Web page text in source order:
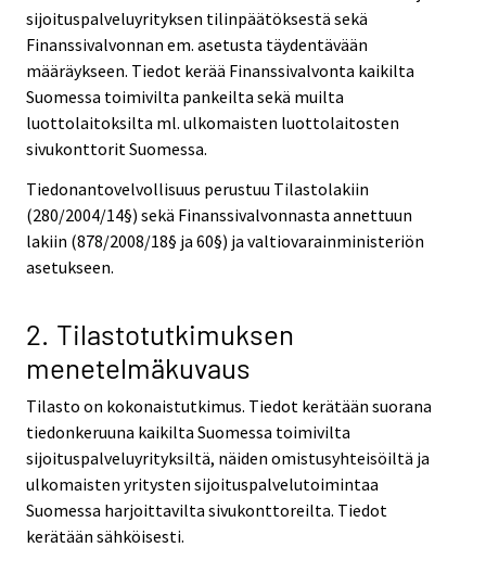
sijoituspalveluyrityksen tilinpäätöksestä sekä
Finanssivalvonnan em. asetusta täydentävään
määräykseen. Tiedot kerää Finanssivalvonta kaikilta
Suomessa toimivilta pankeilta sekä muilta
luottolaitoksilta ml. ulkomaisten luottolaitosten
sivukonttorit Suomessa.
Tiedonantovelvollisuus perustuu Tilastolakiin
(280/2004/14§) sekä Finanssivalvonnasta annettuun
lakiin (878/2008/18§ ja 60§) ja valtiovarainministeriön
asetukseen.
2. Tilastotutkimuksen
menetelmäkuvaus
Tilasto on kokonaistutkimus. Tiedot kerätään suorana
tiedonkeruuna kaikilta Suomessa toimivilta
sijoituspalveluyrityksiltä, näiden omistusyhteisöiltä ja
ulkomaisten yritysten sijoituspalvelutoimintaa
Suomessa harjoittavilta sivukonttoreilta. Tiedot
kerätään sähköisesti.